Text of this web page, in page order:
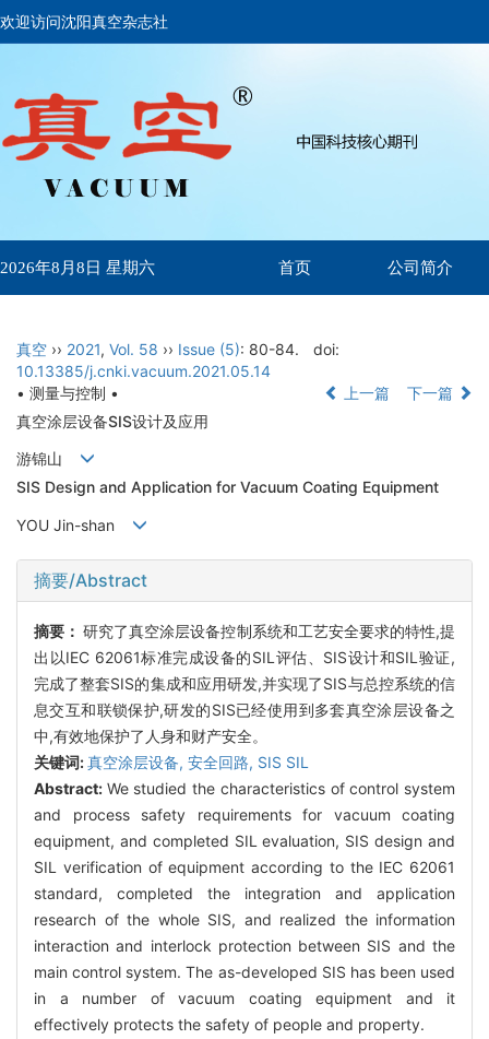
欢迎访问沈阳真空杂志社
2026年8月8日 星期六 首页 公司简介
真空 ›› 2021, Vol. 58 ›› Issue (5): 80-84.
doi:
10.13385/j.cnki.vacuum.2021.05.14
• 测量与控制 •
上一篇
下一篇
真空涂层设备SIS设计及应用
游锦山
SIS Design and Application for Vacuum Coating Equipment
YOU Jin-shan
摘要/Abstract
摘要：研究了真空涂层设备控制系统和工艺安全要求的特性,提
出以IEC 62061标准完成设备的SIL评估、SIS设计和SIL验证,
完成了整套SIS的集成和应用研发,并实现了SIS与总控系统的信
息交互和联锁保护,研发的SIS已经使用到多套真空涂层设备之
中,有效地保护了人身和财产安全。
关键词:真空涂层设备, 安全回路, SIS SIL
Abstract: We studied the characteristics of control system
and process safety requirements for vacuum coating
equipment, and completed SIL evaluation, SIS design and
SIL verification of equipment according to the IEC 62061
standard, completed the integration and application
research of the whole SIS, and realized the information
interaction and interlock protection between SIS and the
main control system. The as-developed SIS has been used
in a number of vacuum coating equipment and it
effectively protects the safety of people and property.